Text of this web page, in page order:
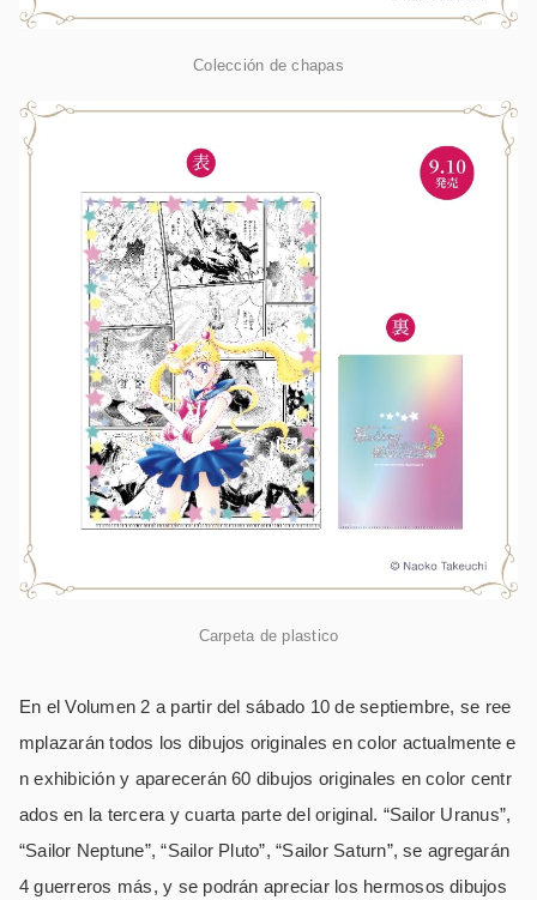
Colección de chapas
Carpeta de plastico
En el Volumen 2 a partir del sábado 10 de septiembre, se ree
mplazarán todos los dibujos originales en color actualmente e
n exhibición y aparecerán 60 dibujos originales en color centr
ados en la tercera y cuarta parte del original. “Sailor Uranus”,
“Sailor Neptune”, “Sailor Pluto”, “Sailor Saturn”, se agregarán
4 guerreros más, y se podrán apreciar los hermosos dibujos